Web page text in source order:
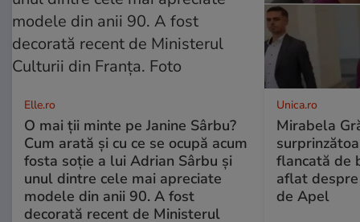
Elle.ro
O mai ții minte pe Janine Sârbu?
Cum arată și cu ce se ocupă acum
fosta soție a lui Adrian Sârbu și
unul dintre cele mai apreciate
modele din anii 90. A fost
decorată recent de Ministerul
Unica.ro
Mirabela
flancată de
aflat
de Apel